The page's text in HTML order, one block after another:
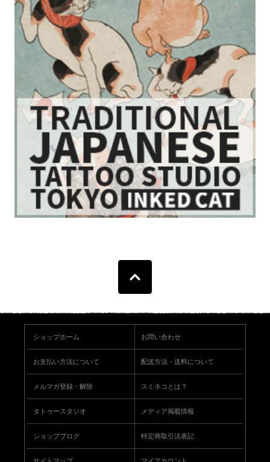
ショップホーム お問い合わせ
お支払い方法について 配送方法・送料について
メルマガ登録・解除 スミネコとは？
タトゥースタジオ メディア掲載情報
ショップブログ 特定商取引法表記